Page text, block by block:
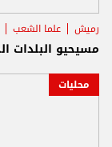
رميش علما الشعب
مسيحيو البلدات
محليات